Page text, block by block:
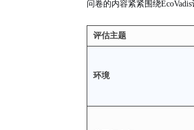
问卷的内容紧紧围绕
评估主题
环境